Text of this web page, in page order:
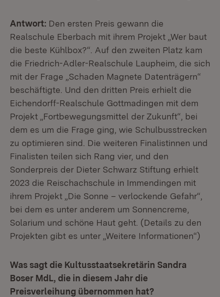
Antwort: Den ersten Preis gewann die
Realschule Eberbach mit ihrem Projekt „Wer baut
die beste Kühlbox?“. Auf den zweiten Platz kam
die Friedrich-Adler-Realschule Laupheim, die sich
mit der Frage „Schaden Magnete Datenträgern“
beschäftigte. Und den dritten Preis erhielt die
Eichendorff-Realschule Gottmadingen mit dem
Projekt „Fortbewegungsmittel der Zukunft“, bei
dem es um die Frage ging, wie Schulbusstrecken
zu optimieren sind. Die weiteren Finalistinnen und
Finalisten teilen sich Rang vier, und den
Sonderpreis der Dieter Schwarz Stiftung erhielt
2023 die Reischachschule in Immendingen mit
ihrem Projekt „Die Sonne – verlockende Gefahr“,
bei dem es unter anderem um Sonnencreme,
Solarium und schöne Haut geht. (Details zu den
Projekten gibt es unter „Weitere Informationen“)
Was sagt die Kultusstaatsekretärin Sandra
Boser MdL, die in diesem Jahr die
Preisverleihung übernommen hat?